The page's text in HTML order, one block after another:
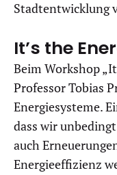
Stadtentwicklung
It’s the
Beim Workshop
Professor Tobias
Energiesysteme.
dass wir
auch
Energieeffizienz